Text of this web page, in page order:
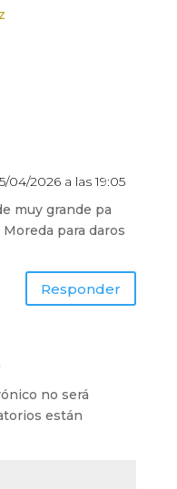
04/2026 a las 19:05
muy grande pa
para daros
Responder
no será
están